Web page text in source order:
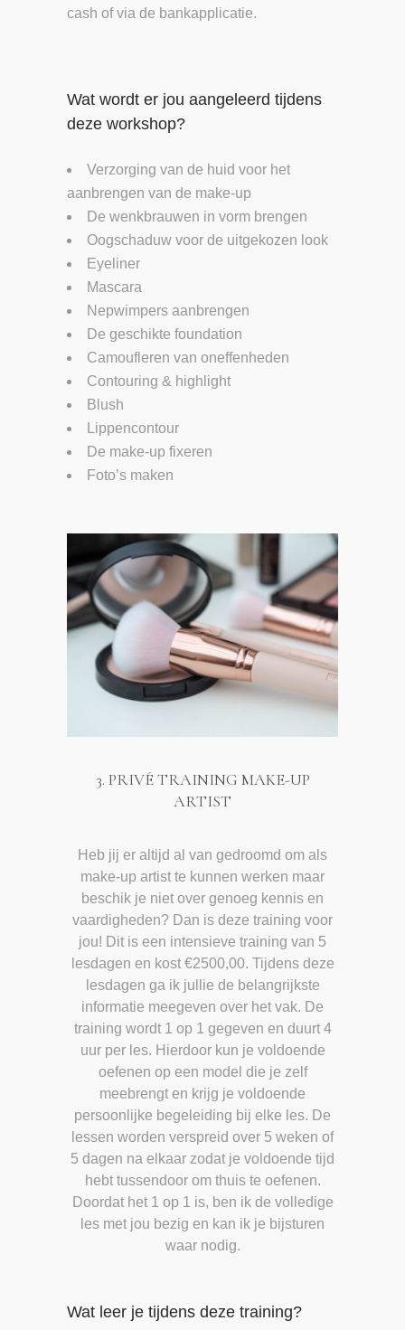
cash of via de bankapplicatie.
Wat wordt er jou aangeleerd tijdens
deze workshop?
Verzorging van de huid voor het
aanbrengen van de make-up
De wenkbrauwen in vorm brengen
Oogschaduw voor de uitgekozen look
Eyeliner
Mascara
Nepwimpers aanbrengen
De geschikte foundation
Camoufleren van oneffenheden
Contouring & highlight
Blush
Lippencontour
De make-up fixeren
Foto’s maken
3. PRIVÉ TRAINING MAKE-UP
ARTIST
Heb jij er altijd al van gedroomd om als
make-up artist te kunnen werken maar
beschik je niet over genoeg kennis en
vaardigheden? Dan is deze training voor
jou! Dit is een intensieve training van 5
lesdagen en kost €2500,00. Tijdens deze
lesdagen ga ik jullie de belangrijkste
informatie meegeven over het vak. De
training wordt 1 op 1 gegeven en duurt 4
uur per les. Hierdoor kun je voldoende
oefenen op een model die je zelf
meebrengt en krijg je voldoende
persoonlijke begeleiding bij elke les. De
lessen worden verspreid over 5 weken of
5 dagen na elkaar zodat je voldoende tijd
hebt tussendoor om thuis te oefenen.
Doordat het 1 op 1 is, ben ik de volledige
les met jou bezig en kan ik je bijsturen
waar nodig.
Wat leer je tijdens deze training?